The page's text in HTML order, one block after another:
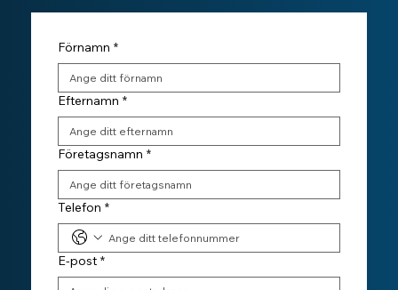
Förnamn *
Efternamn *
Företagsnamn *
Telefon *
E-post *